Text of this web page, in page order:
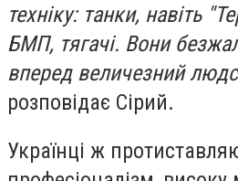
техніку: танки, навіть
БМП, тягачі. Вони
вперед величезний
розповідає Сірий.
Українці ж